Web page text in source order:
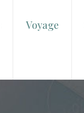
Voyage